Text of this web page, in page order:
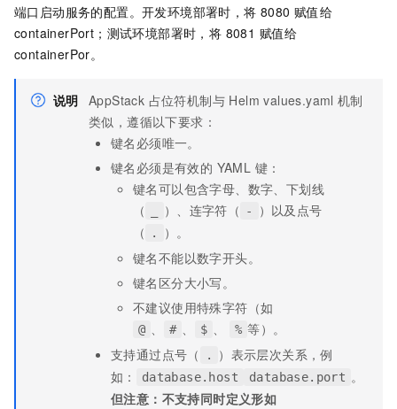
端口启动服务的配置。开发环境部署时，将 8080 赋值给
containerPort；测试环境部署时，将 8081 赋值给
containerPor。
说明 AppStack 占位符机制与 Helm values.yaml 机制
类似，遵循以下要求：
键名必须唯一。
键名必须是有效的 YAML 键：
键名可以包含字母、数字、下划线
（
）、连字符（ -
）以及点号
（
.
）。
键名不能以数字开头。
键名区分大小写。
不建议使用特殊字符（如
@ # $ % 等）。
支持通过点号（
.
）表示层次关系，例
如：
database.host database.port 。
但注意：不支持同时定义形如